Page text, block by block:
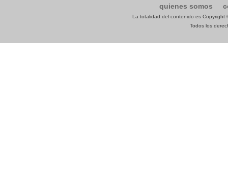
quienes somos
La totalidad del contenido es
Todos los